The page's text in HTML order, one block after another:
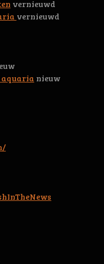
vernieuwd
vernieuwd
aquaria nieuw